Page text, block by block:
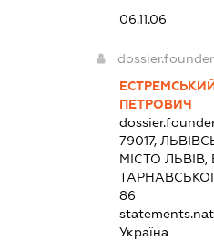
06.11.06
ПЕТРОВИЧ
79017,
МІСТО
86
Україна